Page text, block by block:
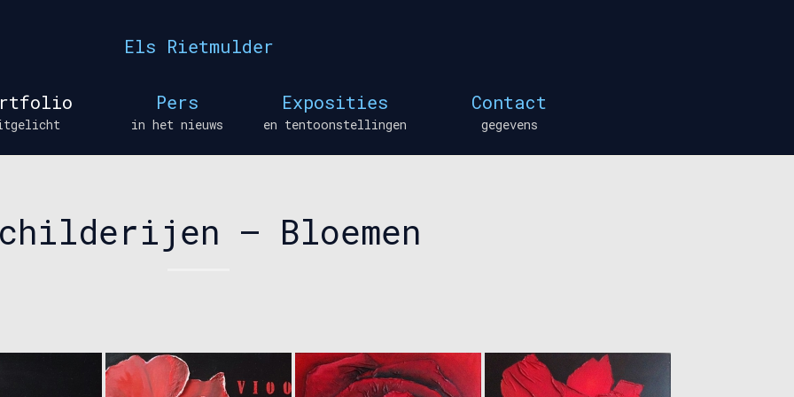
Els Rietmulder
Pers
in het nieuws
Exposities
en tentoonstellingen
Contact
gegevens
– Bloemen